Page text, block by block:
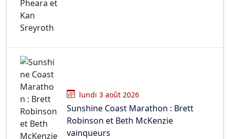
lundi 3 août 2026
Sunshine Coast Marathon : Brett
Robinson et Beth McKenzie
vainqueurs